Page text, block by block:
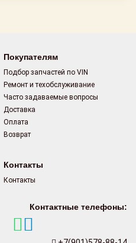
Покупателям
Подбор запчастей по VIN
Ремонт и техобслуживание
Часто задаваемые вопросы
Доставка
Оплата
Возврат
Контакты
Контакты
Контактные телефоны: